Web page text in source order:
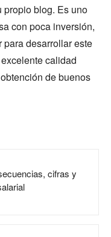
propio blog. Es uno
con poca inversión,
desarrollar este
calidad
de buenos
cifras y